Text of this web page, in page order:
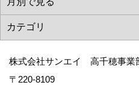
株式会社サンエイ 高千穂事業
〒220-8109